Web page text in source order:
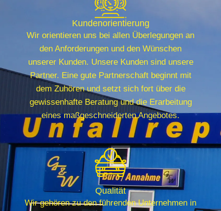
Kundenorientierung
Wir orientieren uns bei allen Überlegungen an
den Anforderungen und den Wünschen
unserer Kunden. Unsere Kunden sind unsere
Partner. Eine gute Partnerschaft beginnt mit
dem Zuhören und setzt sich fort über die
gewissenhafte Beratung und die Erarbeitung
eines maßgeschneiderten Angebotes.
Qualität
Wir gehören zu den führenden Unternehmen in